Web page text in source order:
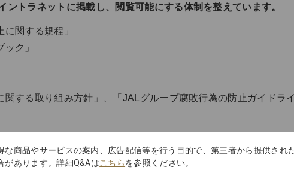
ントラネットに掲載し、閲覧可能にする体制を整えています。
関する規程」
ク」
関する取り組み方針」、「JALグループ腐敗行為の防止ガイドラ
取り組みを実施しています。加えて、アルコールに関する研修
な商品やサービスの案内、広告配信等を行う目的で、第三者から提供さ
があります。詳細Q&Aはこちらを参照ください。